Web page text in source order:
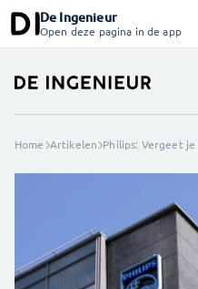
De Ingenieur
Open deze pagina in de app
Home Artikelen Philips: Vergeet